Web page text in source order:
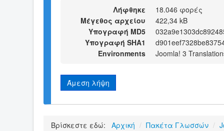
Λήφθηκε
18.046 φορές
Μέγεθος αρχείου
422,34 kB
Υπογραφή MD5
Υπογραφή SHA1
Environments
Joomla! 3
Άμεση λήψη
Βρίσκεστε εδώ: Αρχική / Πακέτα Γλωσσών /